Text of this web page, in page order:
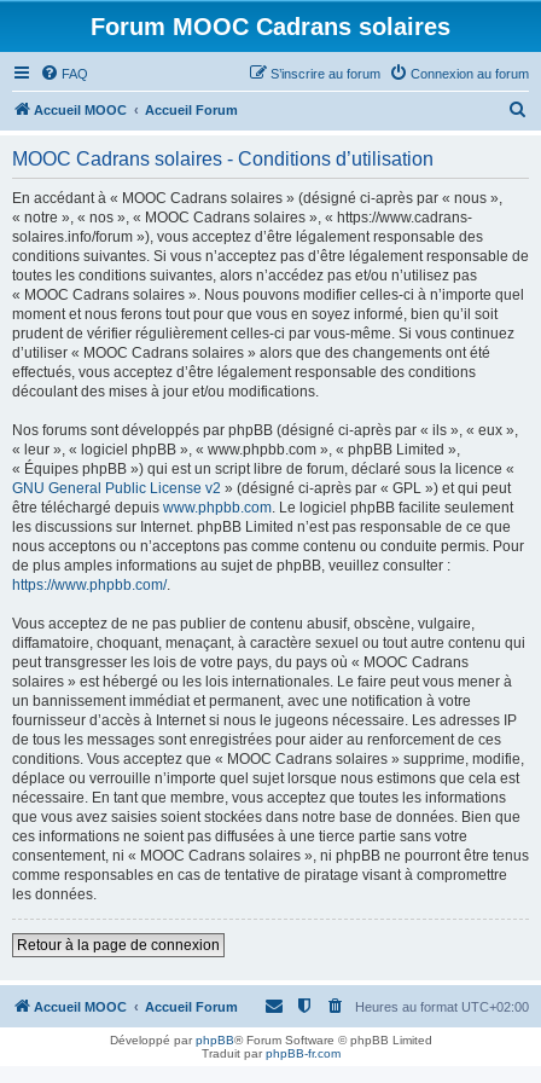
Forum MOOC Cadrans solaires
FAQ Connexion au forum
S’inscrire au forum
Accueil MOOC Accueil Forum
MOOC Cadrans solaires - Conditions d’utilisation
En accédant à « MOOC Cadrans solaires » (désigné ci-après par « nous »,
« notre », « nos », « MOOC Cadrans solaires », « https://www.cadrans-
solaires.info/forum »), vous acceptez d’être légalement responsable des
conditions suivantes. Si vous n’acceptez pas d’être légalement responsable de
toutes les conditions suivantes, alors n’accédez pas et/ou n’utilisez pas
« MOOC Cadrans solaires ». Nous pouvons modifier celles-ci à n’importe quel
moment et nous ferons tout pour que vous en soyez informé, bien qu’il soit
prudent de vérifier régulièrement celles-ci par vous-même. Si vous continuez
d’utiliser « MOOC Cadrans solaires » alors que des changements ont été
effectués, vous acceptez d’être légalement responsable des conditions
découlant des mises à jour et/ou modifications.
Nos forums sont développés par phpBB (désigné ci-après par « ils », « eux »,
« leur », « logiciel phpBB », « www.phpbb.com », « phpBB Limited »,
« Équipes phpBB ») qui est un script libre de forum, déclaré sous la licence «
GNU General Public License v2 » (désigné ci-après par « GPL ») et qui peut
être téléchargé depuis www.phpbb.com. Le logiciel phpBB facilite seulement
les discussions sur Internet. phpBB Limited n’est pas responsable de ce que
nous acceptons ou n’acceptons pas comme contenu ou conduite permis. Pour
de plus amples informations au sujet de phpBB, veuillez consulter :
https://www.phpbb.com/.
Vous acceptez de ne pas publier de contenu abusif, obscène, vulgaire,
diffamatoire, choquant, menaçant, à caractère sexuel ou tout autre contenu qui
peut transgresser les lois de votre pays, du pays où « MOOC Cadrans
solaires » est hébergé ou les lois internationales. Le faire peut vous mener à
un bannissement immédiat et permanent, avec une notification à votre
fournisseur d’accès à Internet si nous le jugeons nécessaire. Les adresses IP
de tous les messages sont enregistrées pour aider au renforcement de ces
conditions. Vous acceptez que « MOOC Cadrans solaires » supprime, modifie,
déplace ou verrouille n’importe quel sujet lorsque nous estimons que cela est
nécessaire. En tant que membre, vous acceptez que toutes les informations
que vous avez saisies soient stockées dans notre base de données. Bien que
ces informations ne soient pas diffusées à une tierce partie sans votre
consentement, ni « MOOC Cadrans solaires », ni phpBB ne pourront être tenus
comme responsables en cas de tentative de piratage visant à compromettre
les données.
Retour à la page de connexion
Accueil MOOC Accueil Forum Heures au format UTC+02:00
Développé parphpBB® Forum Software © phpBB Limited
Traduit parphpBB-fr.com